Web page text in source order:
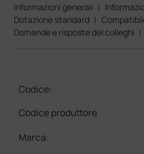
Informazioni generali |
Dotazione standard |
Domande e risposte dei colleghi |
Codice:
Codice produttore
Marca: